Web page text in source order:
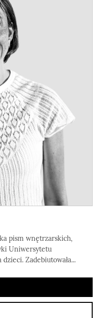
pism wnętrzarskich,
Uniwersytetu
Zadebiutowała...